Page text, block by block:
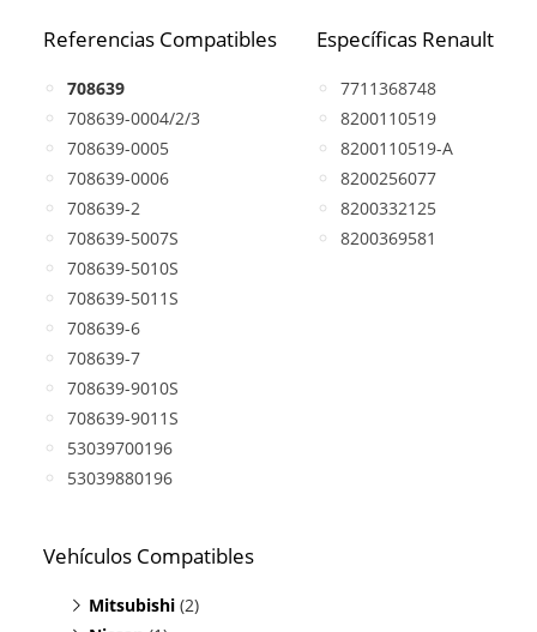
Referencias Compatibles
708639
708639-0004/2/3
708639-0005
708639-0006
708639-2
708639-5007S
708639-5010S
708639-5011S
708639-6
708639-7
708639-9010S
708639-9011S
53039700196
53039880196
Específicas Renault
7711368748
8200110519
8200110519-A
8200256077
8200332125
8200369581
Vehículos Compatibles
Mitsubishi (2)